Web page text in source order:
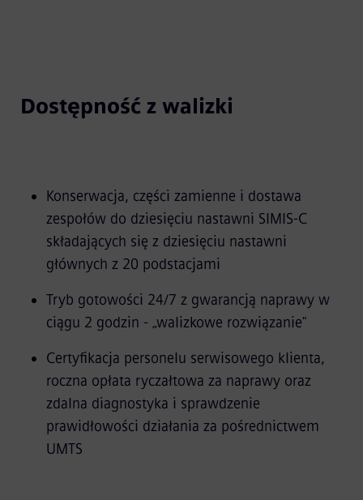
Dostępność z walizki
Konserwacja, części zamienne i dostawa
zespołów do dziesięciu nastawni SIMIS-C
składających się z dziesięciu nastawni
głównych z 20 podstacjami
Tryb gotowości 24/7 z gwarancją naprawy w
ciągu 2 godzin - „walizkowe rozwiązanie"
Certyfikacja personelu serwisowego klienta,
roczna opłata ryczałtowa za naprawy oraz
zdalna diagnostyka i sprawdzenie
prawidłowości działania za pośrednictwem
UMTS